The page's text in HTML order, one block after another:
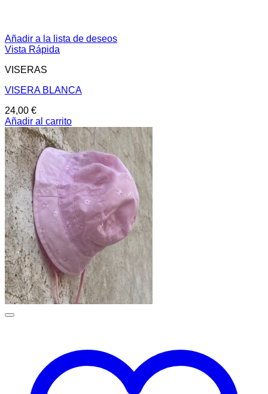
Añadir a la lista de deseos
Vista Rápida
VISERAS
VISERA BLANCA
24,00 €
Añadir al carrito